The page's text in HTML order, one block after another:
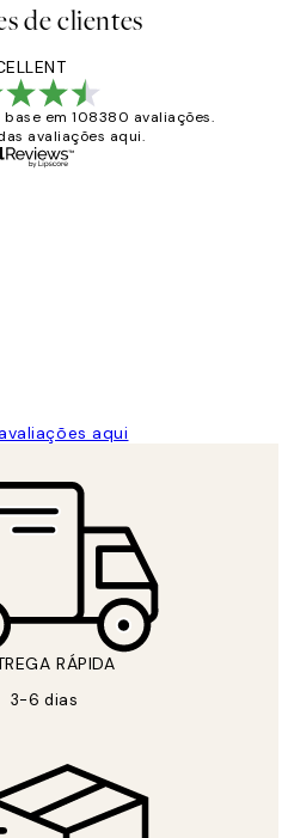
de clientes
base em 108380 avaliações.
avaliações aqui.
aqui
RÁPIDA
3-6 dias